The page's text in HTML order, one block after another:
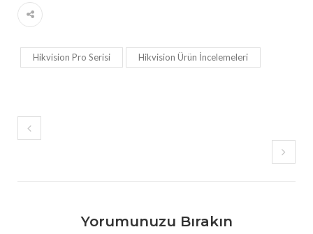
Hikvision Pro Serisi Hikvision Ürün İncelemeleri
Yorumunuzu Bırakın